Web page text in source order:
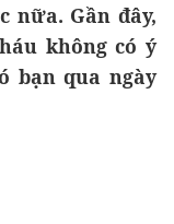
nữa. Gần đây,
không có ý
bạn qua ngày